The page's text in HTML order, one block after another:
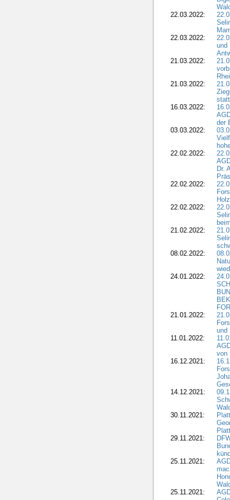
22.03.2022:
22.03.2022:
und
21.03.2022:
21.03.2022:
16.03.2022:
der
03.03.2022:
22.02.2022:
Dr.
22.02.2022:
22.02.2022:
21.02.2022:
08.02.2022:
24.01.2022:
21.01.2022:
und
11.01.2022:
von
16.12.2021:
14.12.2021:
30.11.2021:
29.11.2021:
25.11.2021:
25.11.2021: